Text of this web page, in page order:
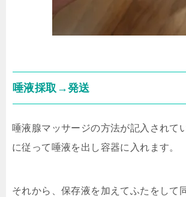
唾液採取→発送
唾液腺マッサージの方法が記入されて
に従って唾液を出し容器に入れます。
それから、保存液を加えてふたをして